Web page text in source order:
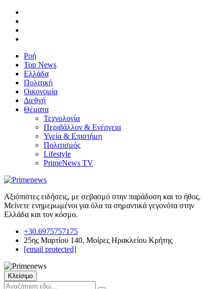
Ροή
Top News
Ελλάδα
Πολιτική
Οικονομία
Διεθνή
Θέματα
Τεχνολογία
Περιβάλλον & Ενέργεια
Υγεία & Επιστήμη
Πολιτισμός
Lifestyle
PrimeNews TV
Αξιόπιστες ειδήσεις, με σεβασμό στην παράδοση και το ήθος.
Μείνετε ενημερωμένοι για όλα τα σημαντικά γεγονότα στην
Ελλάδα και τον κόσμο.
+30.6975757175
25ης Μαρτίου 140, Μοίρες Ηρακλείου Κρήτης
[email protected]
Κλείσιμο